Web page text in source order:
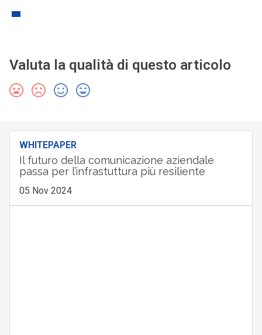
Valuta la qualità di questo articolo
WHITEPAPER
Il futuro della comunicazione aziendale
passa per l’infrastuttura più resiliente
05 Nov 2024